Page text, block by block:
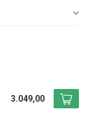
3.049,00